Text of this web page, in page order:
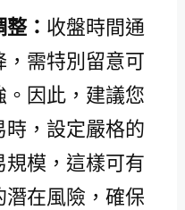
： 收盤時間通
需特別留意可
因此，建議您
，設定嚴格的
規模，這樣可有
在風險，確保